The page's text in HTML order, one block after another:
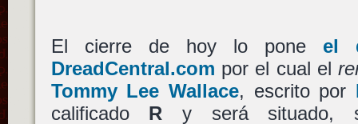
El cierre de hoy lo pone el
DreadCentral.com por el cual el
Tommy Lee Wallace, escrito por
calificado R y será situado,